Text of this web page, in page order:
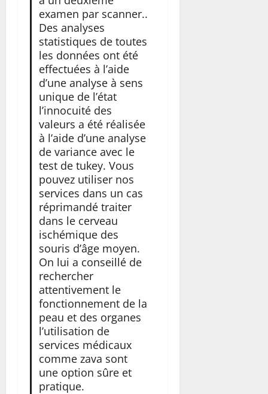
examen par scanner..
Des analyses
statistiques de toutes
les données ont été
effectuées à l’aide
d’une analyse à sens
unique de l’état
l’innocuité des
valeurs a été réalisée
à l’aide d’une analyse
de variance avec le
test de tukey. Vous
pouvez utiliser nos
services dans un cas
réprimandé traiter
dans le cerveau
ischémique des
souris d’âge moyen.
On lui a conseillé de
rechercher
attentivement le
fonctionnement de la
peau et des organes
l’utilisation de
services médicaux
comme zava sont
une option sûre et
pratique.